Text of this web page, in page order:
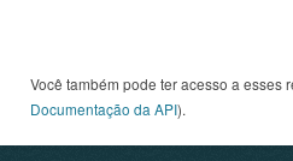
Você também pode ter acesso a esses
Documentação da API).